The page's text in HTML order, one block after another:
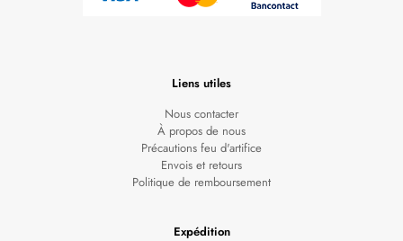
Liens utiles
Nous contacter
À propos de nous
Précautions feu d'artifice
Envois et retours
Politique de remboursement
Expédition